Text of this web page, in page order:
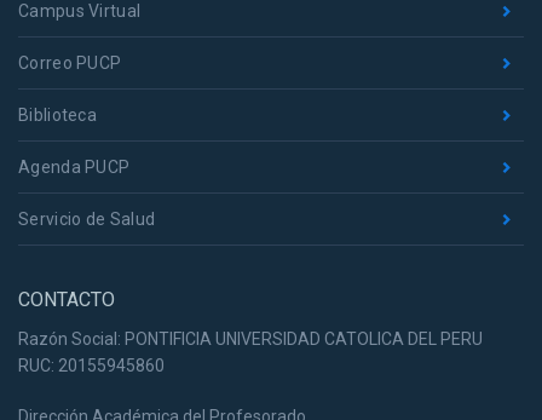
Campus Virtual
Correo PUCP
Biblioteca
Agenda PUCP
Servicio de Salud
CONTACTO
Razón Social: PONTIFICIA UNIVERSIDAD CATOLICA DEL PERU
RUC: 20155945860